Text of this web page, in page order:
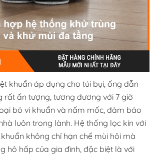
khuẩn áp dụng cho túi bụi, ống dẫn
rất ấn tượng, tương đương với 7 giờ
bỏ vi khuẩn và nấm mốc, đảm bảo
luôn trong lành. Hệ thống lọc kín với
không chỉ hạn chế mùi hôi mà
hô hấp của gia đình, đặc biệt là với